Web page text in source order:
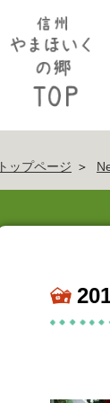
トップページ